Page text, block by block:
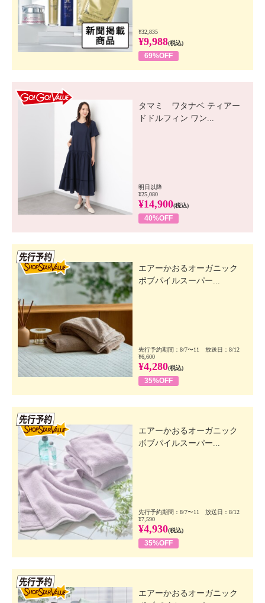
¥32,835
¥9,988(税込)
69%OFF
タマミ ワタナベ ティアー
ドドルフィン ワン...
明日以降
¥25,080
¥14,900(税込)
40%OFF
エアーかおるオーガニック
ボブパイルスーパー...
先行予約期間：8/7〜11 放送日：8/12
¥6,600
¥4,280(税込)
35%OFF
エアーかおるオーガニック
ボブパイルスーパー...
先行予約期間：8/7〜11 放送日：8/12
¥7,590
¥4,930(税込)
35%OFF
エアーかおるオーガニック